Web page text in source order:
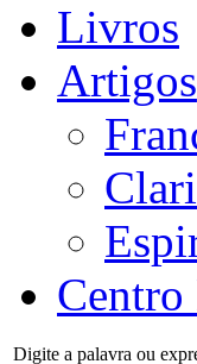
Livros
Artigos
Centro
Digite a palavra ou